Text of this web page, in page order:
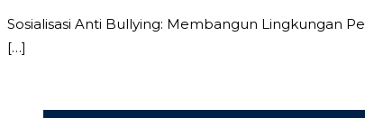
Sosialisasi Anti Bullying: Membangun Lingkungan
[…]